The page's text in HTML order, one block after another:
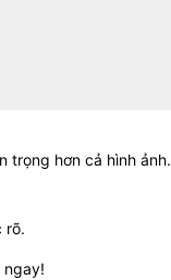
trọng hơn cả hình ảnh.
rõ.
ngay!